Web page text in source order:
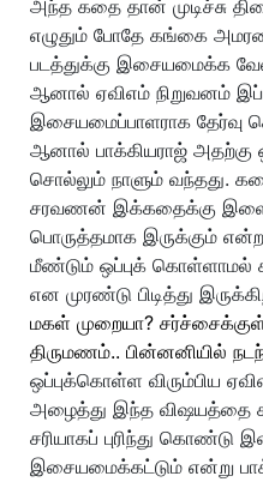
அந்த கதை தான் முடிச்சு
எழுதும் போதே கங்கை
படத்துக்கு இசையமைக்க
ஆனால் ஏவிஎம் நிறுவனம்
இசையமைப்பாளராக தேர்வு
ஆனால் பாக்கியராஜ்
சொல்லும் நாளும் வந்தது.
சரவணன் இக்கதைக்கு
பொருத்தமாக இருக்கும்
மீண்டும் ஒப்புக்
என முரண்டு பிடித்து
மகள் முறையா?
திருமணம்.. பின்னனியில்
ஒப்புக்கொள்ள விரும்பிய
அழைத்து இந்த விஷயத்தை
சரியாகப் புரிந்து கொண்டு
இசையமைக்கட்டும் என்று